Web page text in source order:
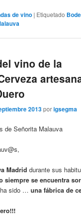
de vino | Etiquetado
vino de la
2013porigsegma
de Señorita Malauva
Madrid durante sus
siempre se encuentra
sido … una fábrica de